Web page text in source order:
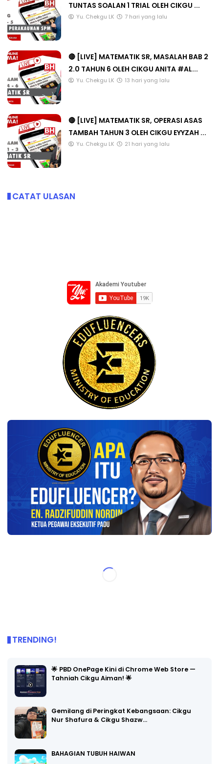
TUNTAS SOALAN 1 TRIAL OLEH CIKGU ...
Yu. Chekgu LK 7 hari yang lalu
🔴 [LIVE] MATEMATIK SR, MASALAH BAB 2
2.0 TAHUN 6 OLEH CIKGU ANITA #AL...
Yu. Chekgu LK 13 hari yang lalu
🔴 [LIVE] MATEMATIK SR, OPERASI ASAS
TAMBAH TAHUN 3 OLEH CIKGU EYYZAH ...
Yu. Chekgu LK 21 hari yang lalu
CATAT ULASAN
TRENDING!
🌟 PBD OnePage Kini di Chrome Web Store —
Tahniah Cikgu Aiman! 🌟
Gemilang di Peringkat Kebangsaan: Cikgu
Nur Shafura & Cikgu Shazw…
BAHAGIAN TUBUH HAIWAN